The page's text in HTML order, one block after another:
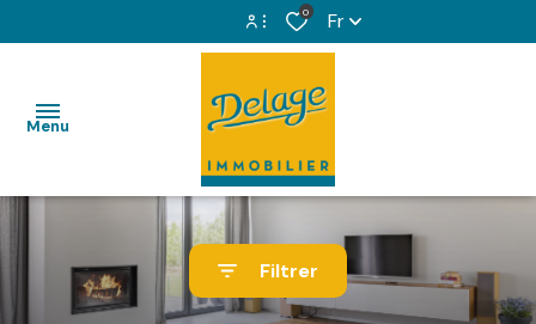
Espace propriétaire
0 Fr
Menu
LOCATIONS
Filtrer